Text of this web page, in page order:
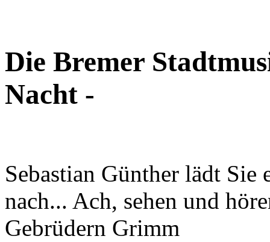
Die Bremer
Nacht -
Sebastian Günther lädt Sie
nach... Ach, sehen und
Gebrüdern Grimm